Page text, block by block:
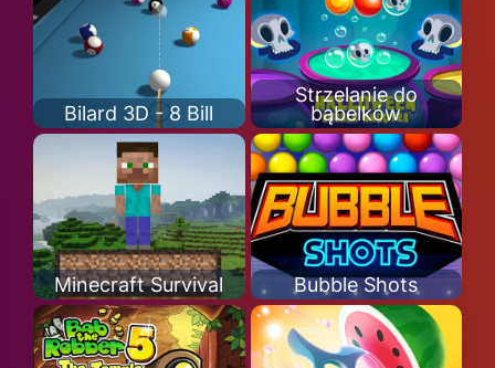
Bilard 3D - 8 Bill
Strzelanie do
bąbelków
Minecraft Survival Bubble Shots